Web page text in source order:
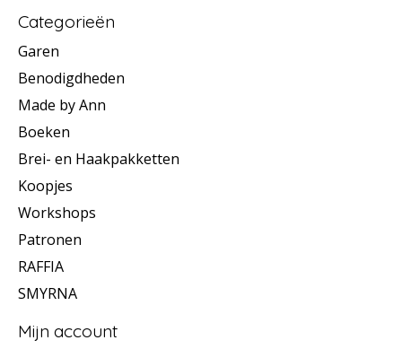
Categorieën
Garen
Benodigdheden
Made by Ann
Boeken
Brei- en Haakpakketten
Koopjes
Workshops
Patronen
RAFFIA
SMYRNA
Mijn account